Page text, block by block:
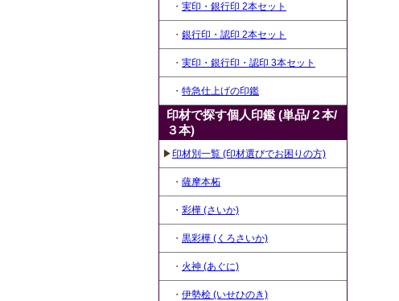
・ 実印・銀行印 2本セット
・ 銀行印・認印 2本セット
・ 実印・銀行印・認印 3本セット
・ 特急仕上げの印鑑
印材で探す個人印鑑 (単品/２本/
３本)
▶印材別一覧 (印材選びでお困りの方)
・ 薩摩本柘
・ 彩樺 (さいか)
・ 黒彩樺 (くろさいか)
・ 火神 (あぐに)
・ 伊勢桧 (いせひのき)